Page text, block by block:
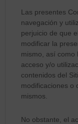
Las presentes
navegación y
perjuicio de que
modificar la
mismo, así como
acceso y/o
contenidos del
modificaciones o
mismos.
No obstante, el